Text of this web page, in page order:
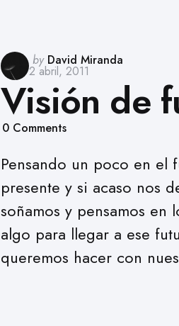
Posted
by
by David Miranda
2 abril, 2011
Visión de
0 Comments
Pensando un poco en el
presente y si acaso nos
soñamos y pensamos
algo para llegar a ese
queremos hacer con